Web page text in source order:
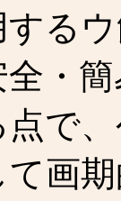
る
・
で
画